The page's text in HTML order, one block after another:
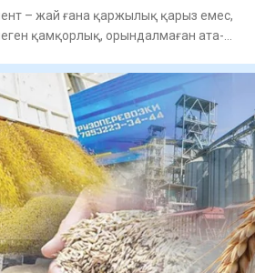
– жай ғана қаржылық қарыз емес,
қамқорлық, орындалмаған ата-